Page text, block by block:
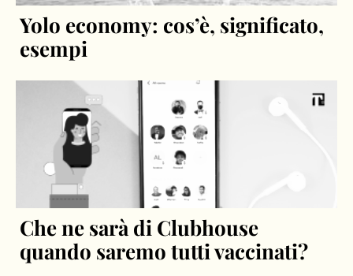
Yolo economy: cos’è, significato,
esempi
Che ne sarà di Clubhouse
quando saremo tutti vaccinati?